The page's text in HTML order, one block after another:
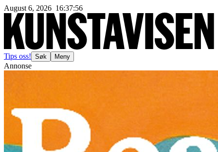
August 6, 2026 16:37:59
Tips oss! Søk Meny
Annonse